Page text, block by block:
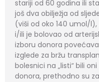
stariji od 60 godina ili
još dva obilježja od
(viši od oko 140 umol/
i/ili je bolovao od
izboru donora
izglede za bržu
bolesnici na „listi“ bili
donora, prethodno su